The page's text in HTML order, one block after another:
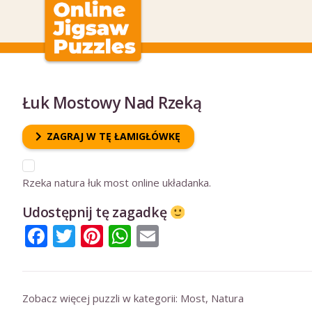
Łuk Mostowy Nad Rzeką
ZAGRAJ W TĘ ŁAMIGŁÓWKĘ
Rzeka natura łuk most online układanka.
Udostępnij tę zagadkę
Facebook
Twitter
Pinterest
WhatsApp
Email
Zobacz więcej puzzli w kategorii: Most, Natura